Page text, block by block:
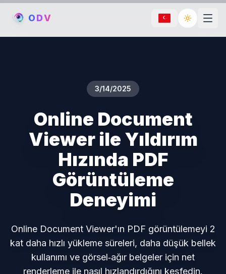
ODV Toggle
3/14/2025
Online Document
Viewer ile Yıldırım
Hızında PDF
Görüntüleme
Deneyimi
Online Document Viewer'ın PDF görüntülemeyi 2
kat daha hızlı yükleme süreleri, daha düşük bellek
kullanımı ve görsel‑ağır belgeler için net
renderleme ile nasıl hızlandırdığını keşfedin.